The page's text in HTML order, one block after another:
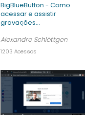
BigBlueButton - Como
acessar e assistir
gravações...
Alexandre Schlöttgen
1203 Acessos